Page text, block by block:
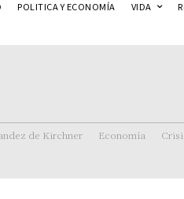
POLITICA Y ECONOMÍA VIDA
de Kirchner Economía